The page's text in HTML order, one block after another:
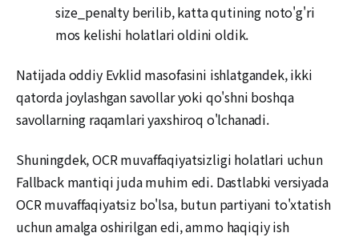
size_penalty berilib, katta qutining noto'g'ri
mos kelishi holatlari oldini oldik.
Natijada oddiy Evklid masofasini ishlatgandek, ikki
qatorda joylashgan savollar yoki qo'shni boshqa
savollarning raqamlari yaxshiroq o'lchanadi.
Shuningdek, OCR muvaffaqiyatsizligi holatlari uchun
Fallback mantiqi juda muhim edi. Dastlabki versiyada
OCR muvaffaqiyatsiz bo'lsa, butun partiyani to'xtatish
uchun amalga oshirilgan edi, ammo haqiqiy ish